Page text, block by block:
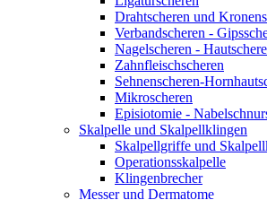
Drahtscheren und
Verbandscheren -
Nagelscheren -
Zahnfleischscheren
Sehnenscheren-
Mikroscheren
Episiotomie -
Skalpelle und Skalpellklingen
Skalpellgriffe und
Operationsskalpelle
Klingenbrecher
Messer und Dermatome